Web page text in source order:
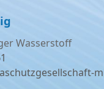
Wasserstoff